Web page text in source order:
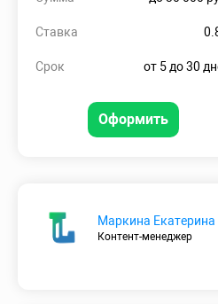
Ставка
Срок от 5 до 30
Оформить
Маркина Екатерина
Контент-менеджер